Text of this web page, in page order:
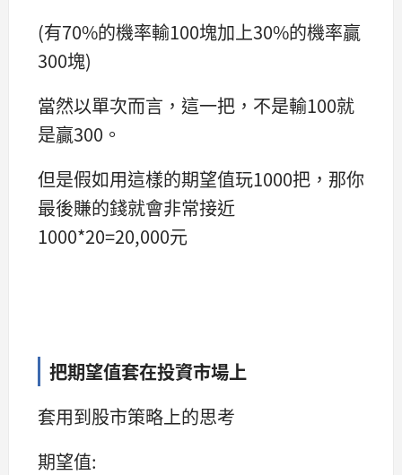
(有70%的機率輸100塊加上30%的機率贏
300塊)
當然以單次而言，這一把，不是輸100就
是贏300。
但是假如用這樣的期望值玩1000把，那你
最後賺的錢就會非常接近
1000*20=20,000元
把期望值套在投資市場上
套用到股市策略上的思考
期望值: